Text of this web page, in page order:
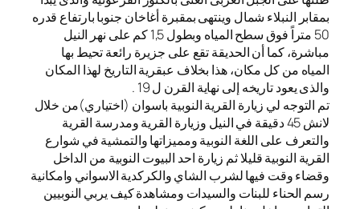
بمقابر النبلاء شمال وينتهى بمقبرة أغاخان جنوبا بارتفاع قدره
50 متراً فوق سطح المياه وبطول 1,5 كم على نهر النيل
مباشرة، كما أن الحديقة تقع على جزيرة رائعة تحيط بها
المياه من كل مكان، هذا بخلاف عبقرية التاريخ لهذا المكان
والذى يعود تاريخه إلى نهاية القرن ل 19 .
تم التوجه لي زيارة القرية النوبية باسوان (اختياري)من خلال
لانش 45 دقيقة في النيل وزيارة القرية ومدرسة القرية
والتعرف على اللغة النوبية ومميزاتها والتمشية في شوارع
القرية النوبية قليلا ثم زيارة احد البيوت النوبية من الداخل
وقضاء وقت فيها لشرب الشاي والكركدية الاسواني وامكانية
رسم الحناء للبنات والسيدات ومشاهدة كيف يربي النوبيين